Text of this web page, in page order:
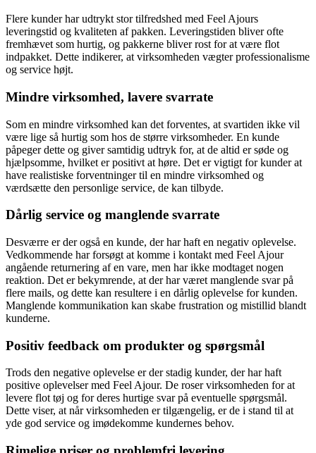
Flere kunder har udtrykt stor tilfredshed med Feel Ajours
leveringstid og kvaliteten af pakken. Leveringstiden bliver ofte
fremhævet som hurtig, og pakkerne bliver rost for at være flot
indpakket. Dette indikerer, at virksomheden vægter professionalisme
og service højt.
Mindre virksomhed, lavere svarrate
Som en mindre virksomhed kan det forventes, at svartiden ikke vil
være lige så hurtig som hos de større virksomheder. En kunde
påpeger dette og giver samtidig udtryk for, at de altid er søde og
hjælpsomme, hvilket er positivt at høre. Det er vigtigt for kunder at
have realistiske forventninger til en mindre virksomhed og
værdsætte den personlige service, de kan tilbyde.
Dårlig service og manglende svarrate
Desværre er der også en kunde, der har haft en negativ oplevelse.
Vedkommende har forsøgt at komme i kontakt med Feel Ajour
angående returnering af en vare, men har ikke modtaget nogen
reaktion. Det er bekymrende, at der har været manglende svar på
flere mails, og dette kan resultere i en dårlig oplevelse for kunden.
Manglende kommunikation kan skabe frustration og mistillid blandt
kunderne.
Positiv feedback om produkter og spørgsmål
Trods den negative oplevelse er der stadig kunder, der har haft
positive oplevelser med Feel Ajour. De roser virksomheden for at
levere flot tøj og for deres hurtige svar på eventuelle spørgsmål.
Dette viser, at når virksomheden er tilgængelig, er de i stand til at
yde god service og imødekomme kundernes behov.